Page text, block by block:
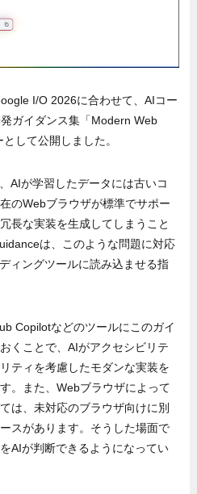
I/O 2026に合わせて、AIコー
ガイダンス集「Modern Web
して公開しました。
AIが学習したデータには古いコ
のWebブラウザが標準でサポー
長な実装を生成してしまうこと
は、このような問題に対応
ィングツールに読み込ませる指
Copilotなどのツールにこのガイ
くことで、AIがアクセシビリテ
ティを考慮したモダンな実装を
。また、Webブラウザによって
は、未対応のブラウザ向けに別
スがあります。そうした場面で
AIが判断できるようになってい